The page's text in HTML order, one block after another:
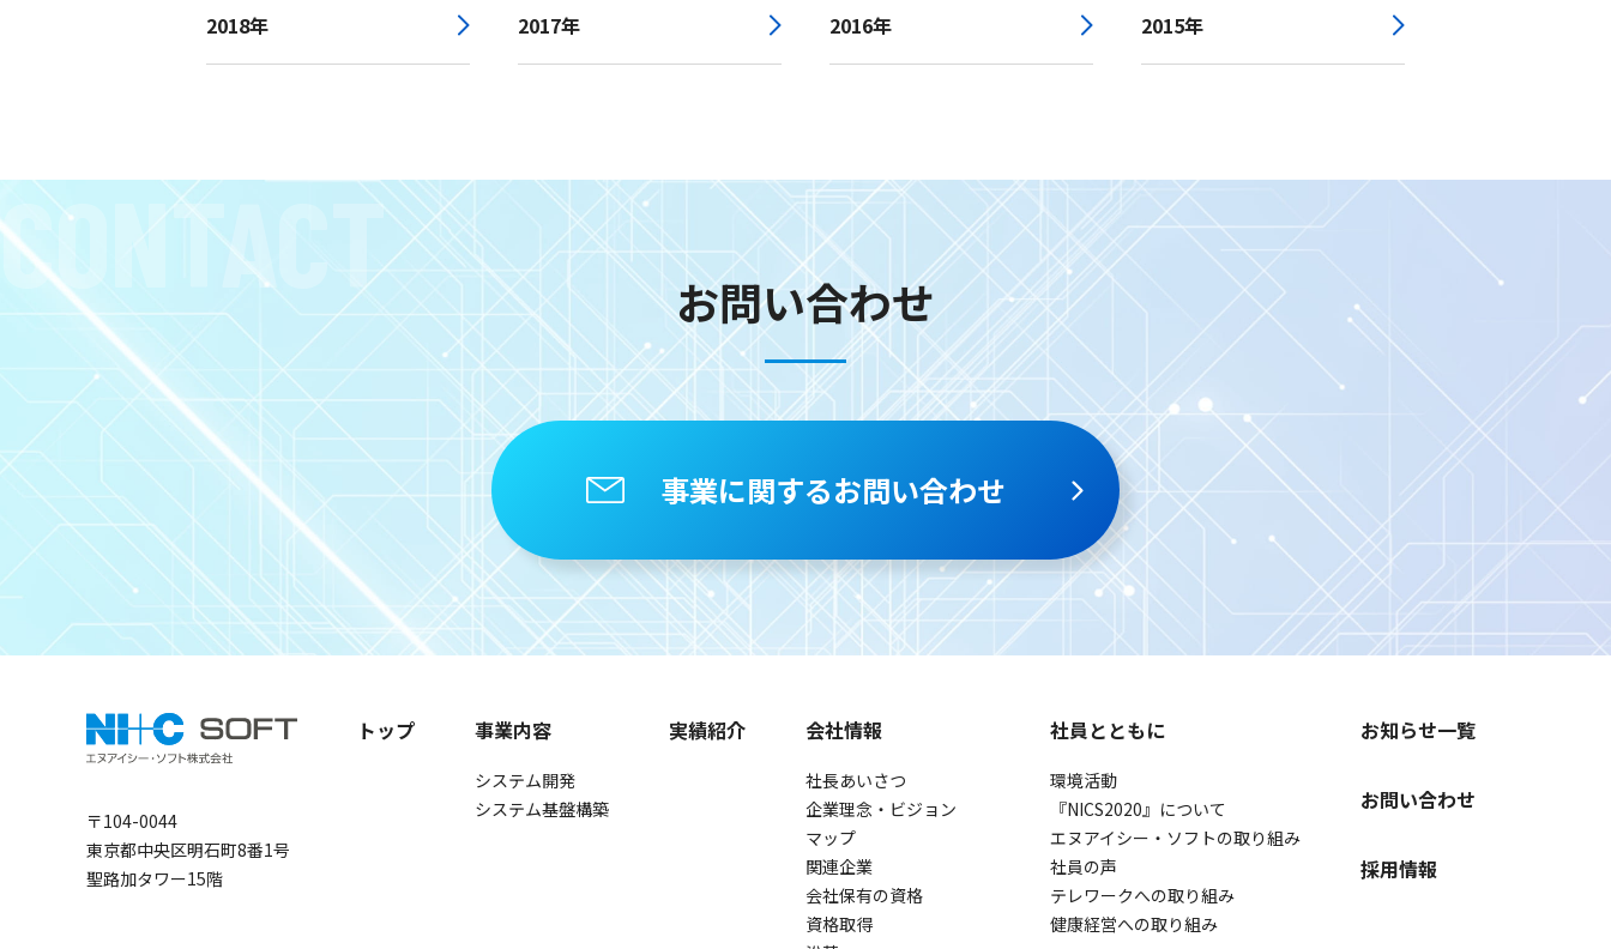
2018年 2017年 2016年 2015年
CONTACT お問い合わせ
事業に関するお問い合わせ
〒104-0044
東京都中央区明石町8番1号
聖路加タワー15階
トップ 事業内容
システム開発
システム基盤構築
実績紹介 会社情報
社長あいさつ
企業理念・ビジョン
マップ
関連企業
会社保有の資格
資格取得
社員とともに
環境活動
『NICS2020』について
エヌアイシー・ソフトの取り組み
社員の声
テレワークへの取り組み
健康経営への取り組み
お知らせ一覧
お問い合わせ
採用情報